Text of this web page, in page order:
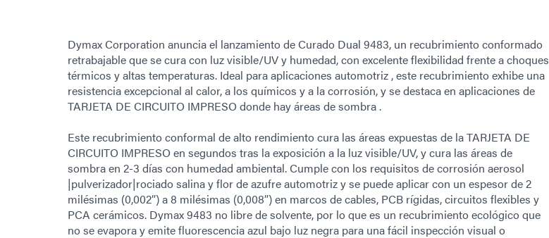
Dymax Corporation anuncia el lanzamiento de Curado Dual 9483, un recubrimiento conformado
retrabajable que se cura con luz visible/UV y humedad, con excelente flexibilidad frente a choques
térmicos y altas temperaturas. Ideal para aplicaciones automotriz , este recubrimiento exhibe una
resistencia excepcional al calor, a los químicos y a la corrosión, y se destaca en aplicaciones de
TARJETA DE CIRCUITO IMPRESO donde hay áreas de sombra .
Este recubrimiento conformal de alto rendimiento cura las áreas expuestas de la TARJETA DE
CIRCUITO IMPRESO en segundos tras la exposición a la luz visible/UV, y cura las áreas de
sombra en 2-3 días con humedad ambiental. Cumple con los requisitos de corrosión aerosol
|pulverizador|rociado salina y flor de azufre automotriz y se puede aplicar con un espesor de 2
milésimas (0,002”) a 8 milésimas (0,008”) en marcos de cables, PCB rígidas, circuitos flexibles y
PCA cerámicos. Dymax 9483 no libre de solvente, por lo que es un recubrimiento ecológico que
no se evapora y emite fluorescencia azul bajo luz negra para una fácil inspección visual o